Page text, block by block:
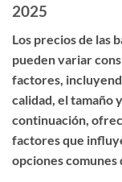
2025
Los precios de las
pueden variar
factores,
calidad, el tamaño
continuación,
factores que
opciones comunes